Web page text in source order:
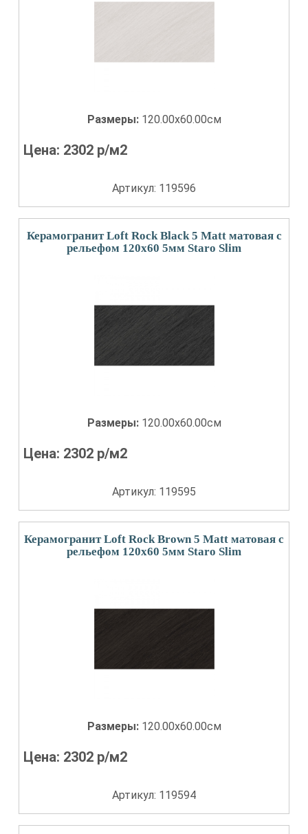
Размеры: 120.00x60.00см
Цена: 2302 р/м2
Артикул: 119596
Керамогранит Loft Rock Black 5 Matt матовая с
рельефом 120x60 5мм Staro Slim
Размеры: 120.00x60.00см
Цена: 2302 р/м2
Артикул: 119595
Керамогранит Loft Rock Brown 5 Matt матовая с
рельефом 120x60 5мм Staro Slim
Размеры: 120.00x60.00см
Цена: 2302 р/м2
Артикул: 119594